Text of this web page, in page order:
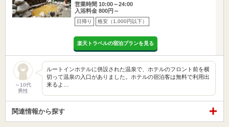
営業時間 10:00～24:00
入浴料金 800円～
日帰り 格安（1,000円以下）
楽天トラベルの宿泊プランを見る
～10代
男性
ルートインホテルに併設された温泉で、ホテルのフロント前を横
切って温泉の入口がありました。ホテルの宿泊客は無料で利用出
来るよ…
関連情報から探す